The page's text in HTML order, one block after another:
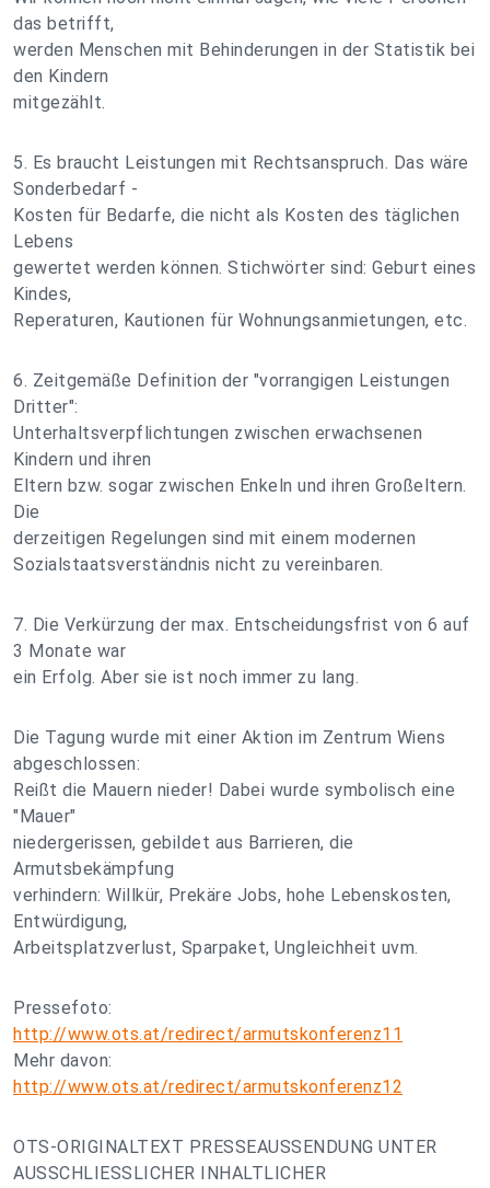
das betrifft,
werden Menschen mit Behinderungen in der Statistik bei
den Kindern
mitgezählt.
5. Es braucht Leistungen mit Rechtsanspruch. Das wäre
Sonderbedarf -
Kosten für Bedarfe, die nicht als Kosten des täglichen
Lebens
gewertet werden können. Stichwörter sind: Geburt eines
Kindes,
Reperaturen, Kautionen für Wohnungsanmietungen, etc.
6. Zeitgemäße Definition der "vorrangigen Leistungen
Dritter":
Unterhaltsverpflichtungen zwischen erwachsenen
Kindern und ihren
Eltern bzw. sogar zwischen Enkeln und ihren Großeltern.
Die
derzeitigen Regelungen sind mit einem modernen
Sozialstaatsverständnis nicht zu vereinbaren.
7. Die Verkürzung der max. Entscheidungsfrist von 6 auf
3 Monate war
ein Erfolg. Aber sie ist noch immer zu lang.
Die Tagung wurde mit einer Aktion im Zentrum Wiens
abgeschlossen:
Reißt die Mauern nieder! Dabei wurde symbolisch eine
"Mauer"
niedergerissen, gebildet aus Barrieren, die
Armutsbekämpfung
verhindern: Willkür, Prekäre Jobs, hohe Lebenskosten,
Entwürdigung,
Arbeitsplatzverlust, Sparpaket, Ungleichheit uvm.
Pressefoto:
http://www.ots.at/redirect/armutskonferenz11
Mehr davon:
http://www.ots.at/redirect/armutskonferenz12
OTS-ORIGINALTEXT PRESSEAUSSENDUNG UNTER
AUSSCHLIESSLICHER INHALTLICHER